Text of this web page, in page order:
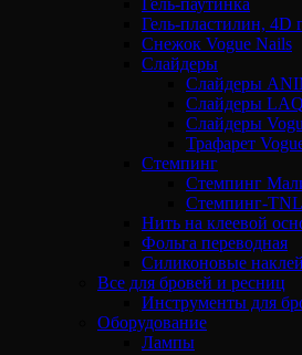
Гель-паутинка
Гель-пластилин, 4D
Снежок Vogue Nails
Слайдеры
Слайдеры
Слайдеры
Слайдеры
Трафарет
Стемпинг
Стемпинг
Стемпинг-TNL
Нить на клеевой
Фольга переводная
Силиконовые
Все для бровей и ресниц
Инструменты для
Оборудование
Лампы